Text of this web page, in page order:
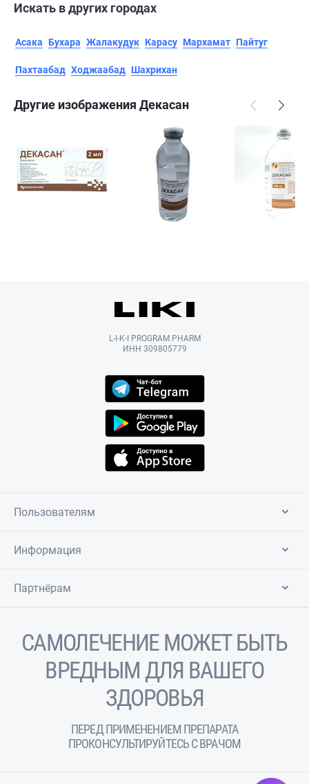
Искать в других городах
Асака Бухара Жалакудук Карасу Мархамат Пайтуг
Пахтаабад Ходжаабад Шахрихан
Другие изображения Декасан
L-I-K-I PROGRAM PHARM
ИНН 309805779
Пользователям
Информация
Партнёрам
САМОЛЕЧЕНИЕ МОЖЕТ БЫТЬ
ВРЕДНЫМ ДЛЯ ВАШЕГО
ЗДОРОВЬЯ
ПЕРЕД ПРИМЕНЕНИЕМ ПРЕПАРАТА
ПРОКОНСУЛЬТИРУЙТЕСЬ С ВРАЧОМ